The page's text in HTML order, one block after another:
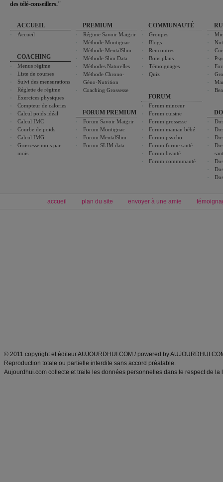
des télé-conseillers."
ACCUEIL
Accueil
COACHING
Menus régime
Liste de courses
Suivi des mensurations
Réglette de régime
Exercices physiques
Compteur de calories
Calcul poids idéal
Calcul IMC
Courbe de poids
Calcul IMG
Grossesse mois par
mois
PREMIUM
Régime Savoir Maigrir
Méthode Montignac
Méthode MentalSlim
Méthode Slim Data
Méthodes Naturelles
Méthode Chrono-
Géno-Nutrition
Coaching Grossesse
FORUM PREMIUM
Forum Savoir Maigrir
Forum Montignac
Forum MentalSlim
Forum SLIM data
COMMUNAUTÉ
Groupes
Blogs
Rencontres
Bons plans
Témoignages
Quiz
FORUM
Forum minceur
Forum cuisine
Forum grossesse
Forum maman bébé
Forum psycho
Forum forme santé
Forum beauté
Forum communauté
accueil plan du site envoyer à une amie
© 2011 copyright et éditeur AUJOURDHUI.COM / powered by
Reproduction totale ou partielle interdite sans accord préalable.
Aujourdhui.com collecte et traite les données personnelles dans le respect de